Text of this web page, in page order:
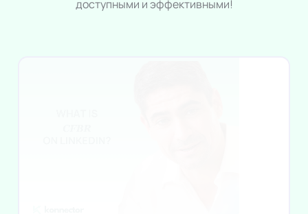
доступными и эффективными!